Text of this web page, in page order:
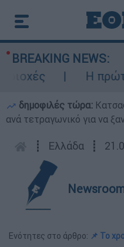
BREAKING NEWS:
Η πρώτη
δημοφιλές τώρα:
ανά τετραγωνικό για να
┋ Ελλάδα ┋
Ενότητες στο άρθρο: 📌 Το